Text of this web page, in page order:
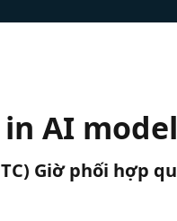
AI
Giờ phối hợp